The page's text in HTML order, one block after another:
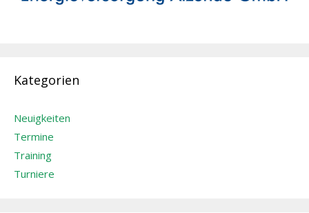
Kategorien
Neuigkeiten
Termine
Training
Turniere